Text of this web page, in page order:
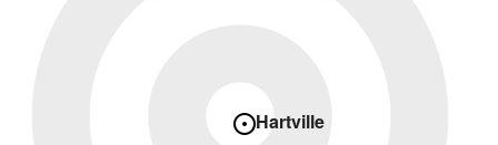
Hartville